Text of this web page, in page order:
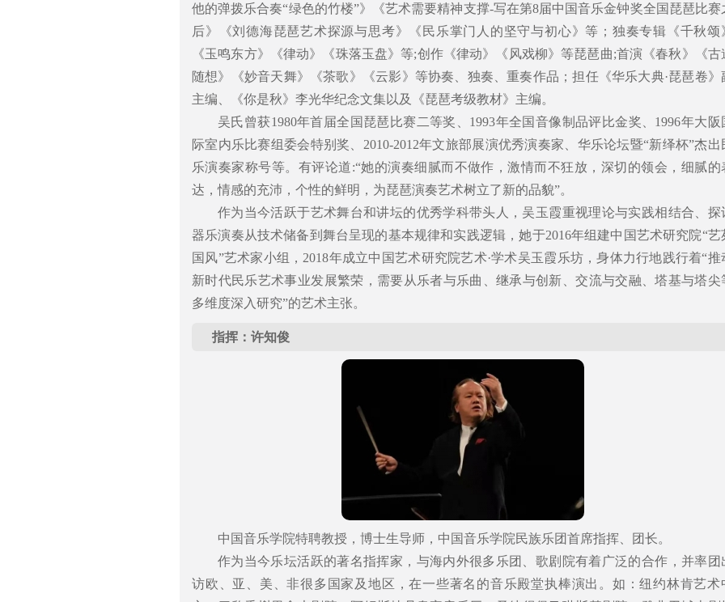
他的弹拨乐合奏“绿色的竹楼”》《艺术需要精神支撑-写在第8届中国音乐金钟奖全国琵琶比赛
后》《刘德海琵琶艺术探源与思考》《民乐掌门人的坚守与初心》等；独奏专辑《千秋颂
《玉鸣东方》《律动》《珠落玉盘》等;创作《律动》《风戏柳》等琵琶曲;首演《春秋》《古
随想》《妙音天舞》《茶歌》《云影》等协奏、独奏、重奏作品；担任《华乐大典·琵琶卷》
主编、《你是秋》李光华纪念文集以及《琵琶考级教材》主编。
吴氏曾获1980年首届全国琵琶比赛二等奖、1993年全国音像制品评比金奖、1996年大阪
际室内乐比赛组委会特别奖、2010-2012年文旅部展演优秀演奏家、华乐论坛暨“新绎杯”杰出
乐演奏家称号等。有评论道:“她的演奏细腻而不做作，激情而不狂放，深切的领会，细腻的
达，情感的充沛，个性的鲜明，为琵琶演奏艺术树立了新的品貌”。
作为当今活跃于艺术舞台和讲坛的优秀学科带头人，吴玉霞重视理论与实践相结合、探
器乐演奏从技术储备到舞台呈现的基本规律和实践逻辑，她于2016年组建中国艺术研究院“艺
国风”艺术家小组，2018年成立中国艺术研究院艺术·学术吴玉霞乐坊，身体力行地践行着“推
新时代民乐艺术事业发展繁荣，需要从乐者与乐曲、继承与创新、交流与交融、塔基与塔尖
多维度深入研究”的艺术主张。
指挥：许知俊
中国音乐学院特聘教授，博士生导师，中国音乐学院民族乐团首席指挥、团长。
作为当今乐坛活跃的著名指挥家，与海内外很多乐团、歌剧院有着广泛的合作，并率团
访欧、亚、美、非很多国家及地区，在一些著名的音乐殿堂执棒演出。如：纽约林肯艺术